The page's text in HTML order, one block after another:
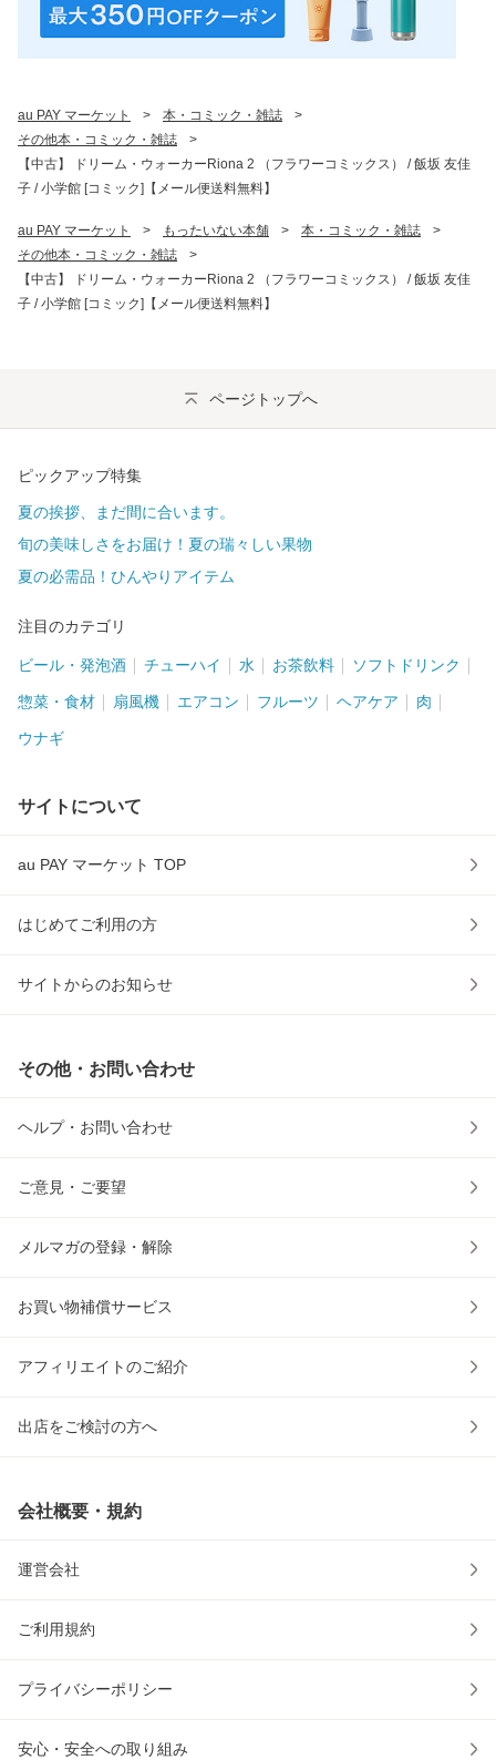
au PAY マーケット > 本・コミック・雑誌
>
その他本・コミック・雑誌
>
【中古】 ドリーム・ウォーカーRiona 2 （フラワーコミックス） / 飯坂 友佳
子 / 小学館 [コミック]【メール便送料無料】
au PAY マーケット > もったいない本舗 > 本・コミック・雑誌
>
その他本・コミック・雑誌
>
【中古】 ドリーム・ウォーカーRiona 2 （フラワーコミックス） / 飯坂 友佳
子 / 小学館 [コミック]【メール便送料無料】
ページトップへ
ピックアップ特集
夏の挨拶、まだ間に合います。
旬の美味しさをお届け！夏の瑞々しい果物
夏の必需品！ひんやりアイテム
注目のカテゴリ
ビール・発泡酒 チューハイ 水 お茶飲料 ソフトドリンク
惣菜・食材 扇風機 エアコン フルーツ ヘアケア 肉
ウナギ
サイトについて
au PAY マーケット TOP
はじめてご利用の方
サイトからのお知らせ
その他・お問い合わせ
ヘルプ・お問い合わせ
ご意見・ご要望
メルマガの登録・解除
お買い物補償サービス
アフィリエイトのご紹介
出店をご検討の方へ
会社概要・規約
運営会社
ご利用規約
プライバシーポリシー
安心・安全への取り組み